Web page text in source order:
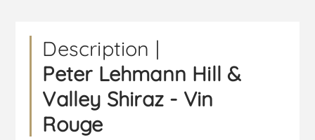
Description |
Peter Lehmann Hill &
Valley Shiraz - Vin
Rouge